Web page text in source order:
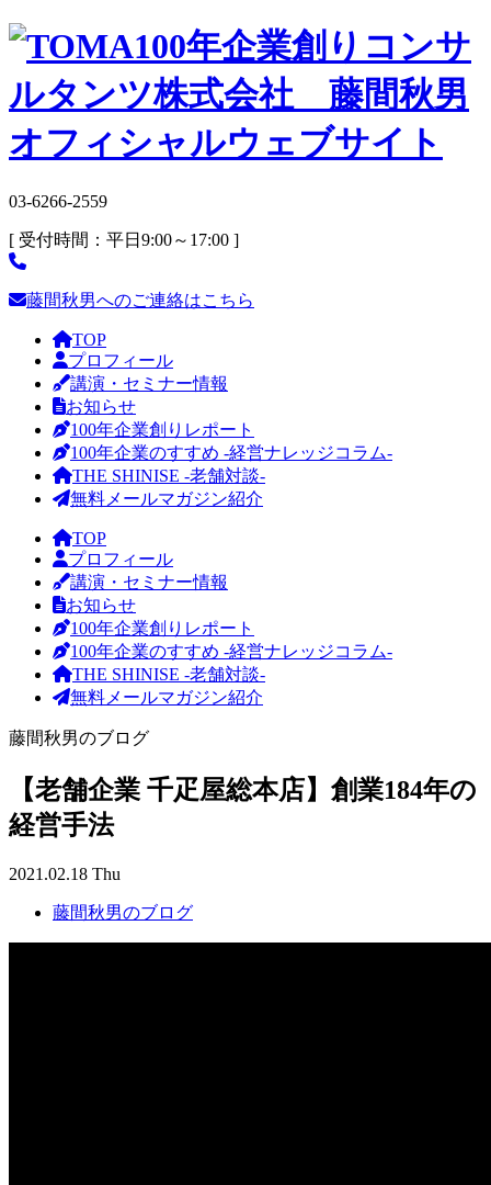
03-6266-2559
[ 受付時間：平日9:00～17:00 ]
藤間秋男へのご連絡はこちら
TOP
プロフィール
講演・セミナー情報
お知らせ
100年企業創りレポート
100年企業のすすめ -経営ナレッジコラム-
THE SHINISE -老舗対談-
無料メールマガジン紹介
TOP
プロフィール
講演・セミナー情報
お知らせ
100年企業創りレポート
100年企業のすすめ -経営ナレッジコラム-
THE SHINISE -老舗対談-
無料メールマガジン紹介
藤間秋男のブログ
【老舗企業 千疋屋総本店】創業184年の
経営手法
2021.02.18 Thu
藤間秋男のブログ